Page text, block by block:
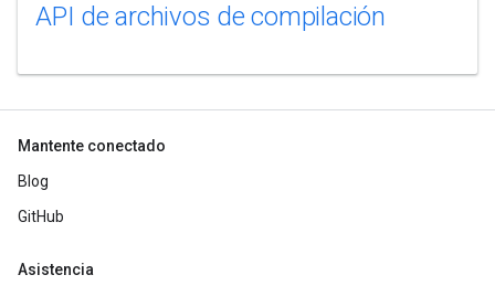
API de archivos de compilación
Mantente conectado
Blog
GitHub
Asistencia